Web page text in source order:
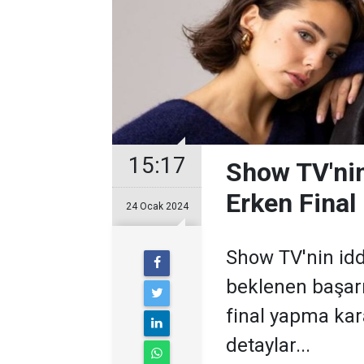
15:17
24 Ocak 2024
Show
Erken Final
Show TV'nin
beklenen
final yapma
detaylar...